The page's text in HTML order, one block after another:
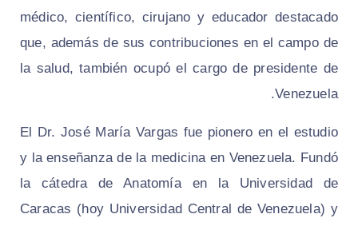
médico, científico, cirujano y educador destacado
que, además de sus contribuciones en el campo de
la salud, también ocupó el cargo de presidente de
Venezuela.
El Dr. José María Vargas fue pionero en el estudio
y la enseñanza de la medicina en Venezuela. Fundó
la cátedra de Anatomía en la Universidad de
Caracas (hoy Universidad Central de Venezuela) y